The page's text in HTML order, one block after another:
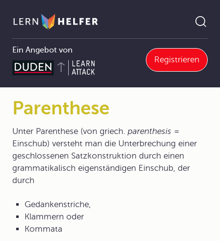
Ein Angebot von
Registrieren
Pfadnavigation
Deutsch Abitur Parenthese
Parenthese
Unter Parenthese (von griech. parenthesis =
Einschub) versteht man die Unterbrechung einer
geschlossenen Satzkonstruktion durch einen
grammatikalisch eigenständigen Einschub, der
durch
Gedankenstriche,
Klammern oder
Kommata